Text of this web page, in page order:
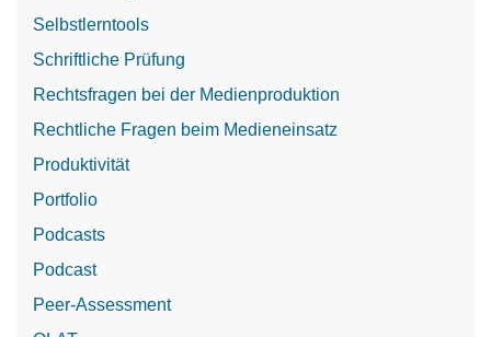
Selbstlerntools
Schriftliche Prüfung
Rechtsfragen bei der Medienproduktion
Rechtliche Fragen beim Medieneinsatz
Produktivität
Portfolio
Podcasts
Podcast
Peer-Assessment